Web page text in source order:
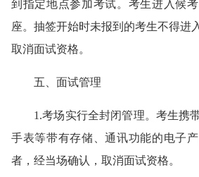
到指定地点参加考试。考生进入候
座。抽签开始时未报到的考生不得进
取消面试资格。
五、面试管理
1.考场实行全封闭管理。考生携
手表等带有存储、通讯功能的电子
者，经当场确认，取消面试资格。